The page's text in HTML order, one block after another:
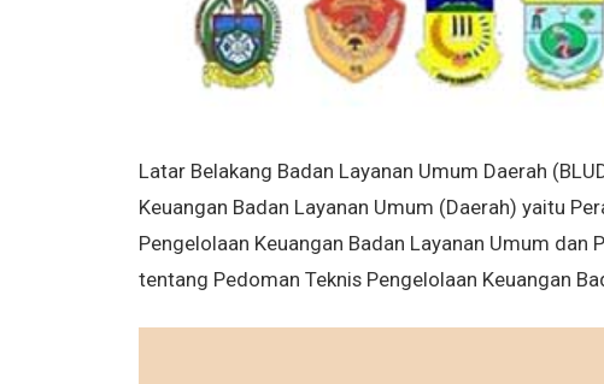
Latar Belakang Badan Layanan Umum Daerah
Keuangan Badan Layanan Umum (Daerah) yaitu
Pengelolaan Keuangan Badan Layanan Umum
tentang Pedoman Teknis Pengelolaan Keuangan